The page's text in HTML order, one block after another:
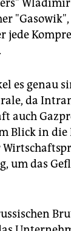
jede
es genau
da
auch
Blick in
um das